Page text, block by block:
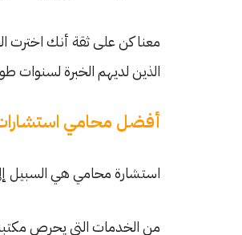
معنا كن على ثقة أنك اخترت
الذين لديهم الخبرة لسنوات
أفضل محامي
استشارة محامي هي السبيل إلى
من الخدمات التي يحرص